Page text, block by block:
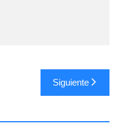
Siguiente